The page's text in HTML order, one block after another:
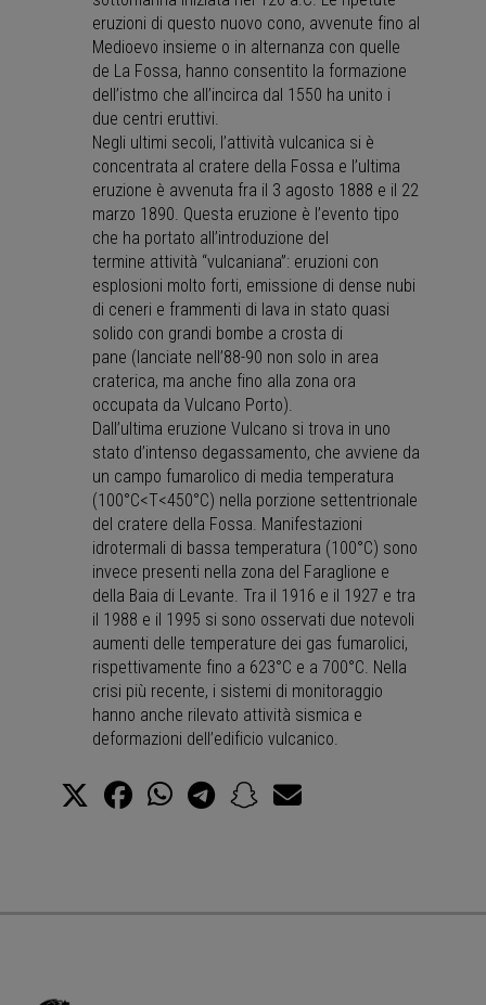
eruzioni di questo nuovo cono, avvenute fino al
Medioevo insieme o in alternanza con quelle
de La Fossa, hanno consentito la formazione
dell’istmo che all’incirca dal 1550 ha unito i
due centri eruttivi.
Negli ultimi secoli, l’attività vulcanica si è
concentrata al cratere della Fossa e l’ultima
eruzione è avvenuta fra il 3 agosto 1888 e il 22
marzo 1890. Questa eruzione è l’evento tipo
che ha portato all’introduzione del
termine attività “vulcaniana”: eruzioni con
esplosioni molto forti, emissione di dense nubi
di ceneri e frammenti di lava in stato quasi
solido con grandi bombe a crosta di
pane (lanciate nell’88-90 non solo in area
craterica, ma anche fino alla zona ora
occupata da Vulcano Porto).
Dall’ultima eruzione Vulcano si trova in uno
stato d’intenso degassamento, che avviene da
un campo fumarolico di media temperatura
(100°C<T<450°C) nella porzione settentrionale
del cratere della Fossa. Manifestazioni
idrotermali di bassa temperatura (100°C) sono
invece presenti nella zona del Faraglione e
della Baia di Levante. Tra il 1916 e il 1927 e tra
il 1988 e il 1995 si sono osservati due notevoli
aumenti delle temperature dei gas fumarolici,
rispettivamente fino a 623°C e a 700°C. Nella
crisi più recente, i sistemi di monitoraggio
hanno anche rilevato attività sismica e
deformazioni dell’edificio vulcanico.